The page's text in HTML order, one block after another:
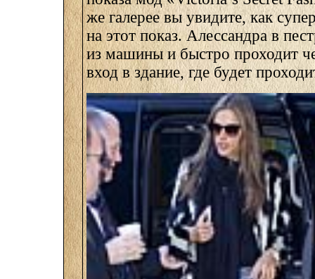
же галерее вы увидите, как
на этот показ. Алессандра в
из машины и быстро проходит
вход в здание, где будет